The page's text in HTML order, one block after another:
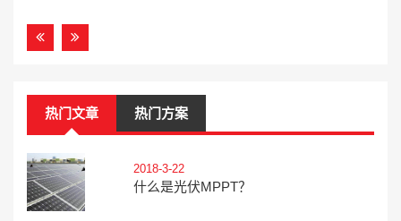
热门文章 热门方案
2018-3-22
什么是光伏MPPT？